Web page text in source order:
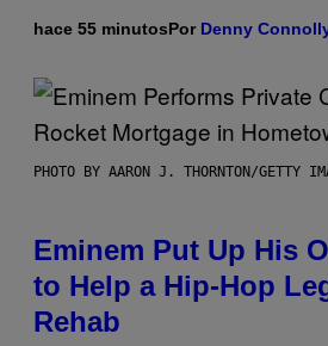
hace 55 minutosPor Denny
PHOTO BY AARON J. THORNTON/GETTY
Eminem Put Up His
to Help a Hip-Hop
Rehab